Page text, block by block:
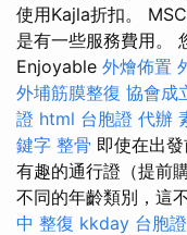
使用Kajla折扣。
是有一些服務費用。
Enjoyable 外燴佈置
外埔筋膜整復 協會成
證 html 台胞證 代辦
鍵字 整骨 即使在出
有趣的通行證（提前
不同的年齡類別，這
中 整復 kkday 台胞證